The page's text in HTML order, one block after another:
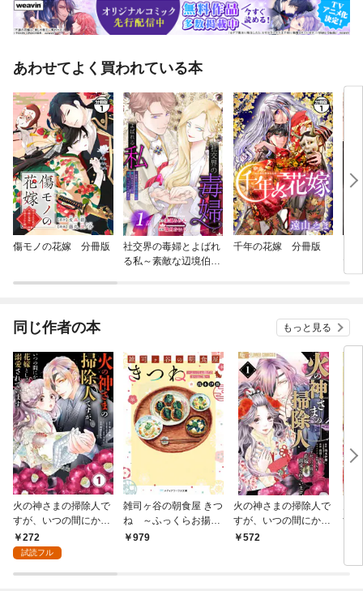
あわせてよく買われている本
傷モノの花嫁 分冊版
社交界の毒婦とよばれ
る私～素敵な辺境伯令
千年の花嫁 分冊版
た
だ
同じ作者の本 もっと見る
火の神さまの掃除人で
すが、いつの間にか花
嫁として溺愛されてい
ます【単話】（１）
272
試読フル
雑司ヶ谷の朝食屋 きつ
ね ～ふっくらお揚げ
のきつねご飯～
979
火の神さまの掃除人で
すが、いつの間にか花
嫁として溺愛されてい
572
す